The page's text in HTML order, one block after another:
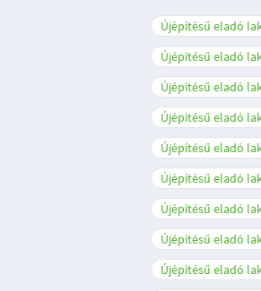
Újépítésű eladó
Újépítésű eladó
Újépítésű eladó
Újépítésű eladó
Újépítésű eladó
Újépítésű eladó
Újépítésű eladó
Újépítésű eladó
Újépítésű eladó